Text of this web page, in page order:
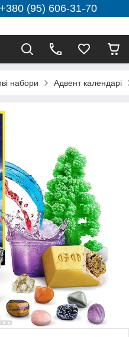
(95) 606-31-70
набори Адвент календарі